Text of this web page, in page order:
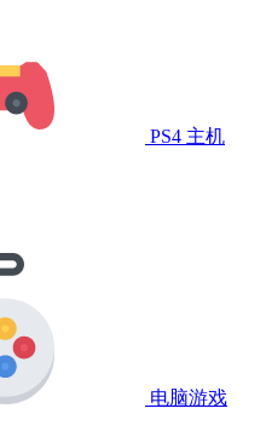
PS4 主机
电脑游戏